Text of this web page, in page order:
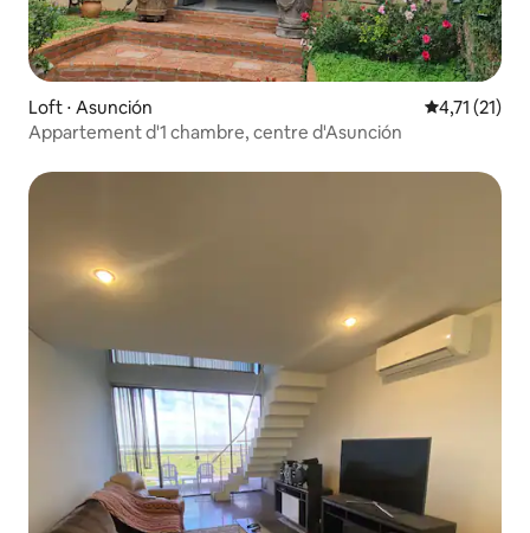
Loft ⋅ Asunción Évaluation
4,71 (21)
Appartement d'1 chambre, centre d'Asunción